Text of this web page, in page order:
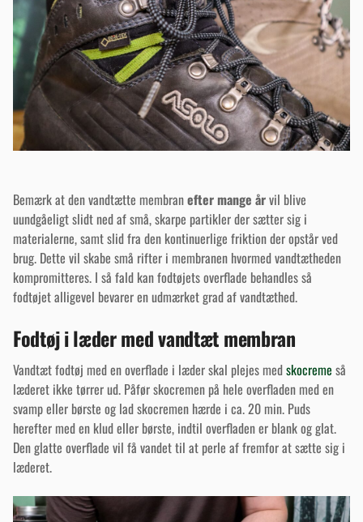
Bemærk at den vandtætte membraneftermange årvil blive
uundgåeligt slidt ned af små, skarpe partikler der sætter sig i
materialerne, samt slid fra den kontinuerlige friktion der opstår ved
brug. Dette vil skabe små rifter i membranen hvormed vandtætheden
kompromitteres. I så fald kan fodtøjets overflade behandles så
fodtøjet alligevel bevarer en udmærket grad af vandtæthed.
Fodtøj i læder med vandtæt membran
Vandtæt fodtøj med en overflade i læder skal plejes medskocreme så
læderet ikke tørrer ud. Påfør skocremen på hele overfladen med en
svamp eller børste og lad skocremen hærde i ca. 20 min. Puds
herefter med en klud eller børste, indtil overfladen er blank og glat.
Den glatte overflade vil få vandet til at perle af fremfor at sætte sig i
læderet.